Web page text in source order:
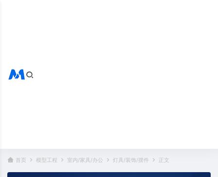
首页 模型工程 室内/家具/办公 灯具/装饰/摆件 正文